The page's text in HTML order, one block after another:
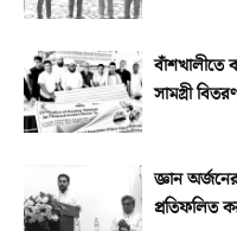
বাঁশখালীতে
সামগ্রী
জ্ঞান
প্রতিফলিত